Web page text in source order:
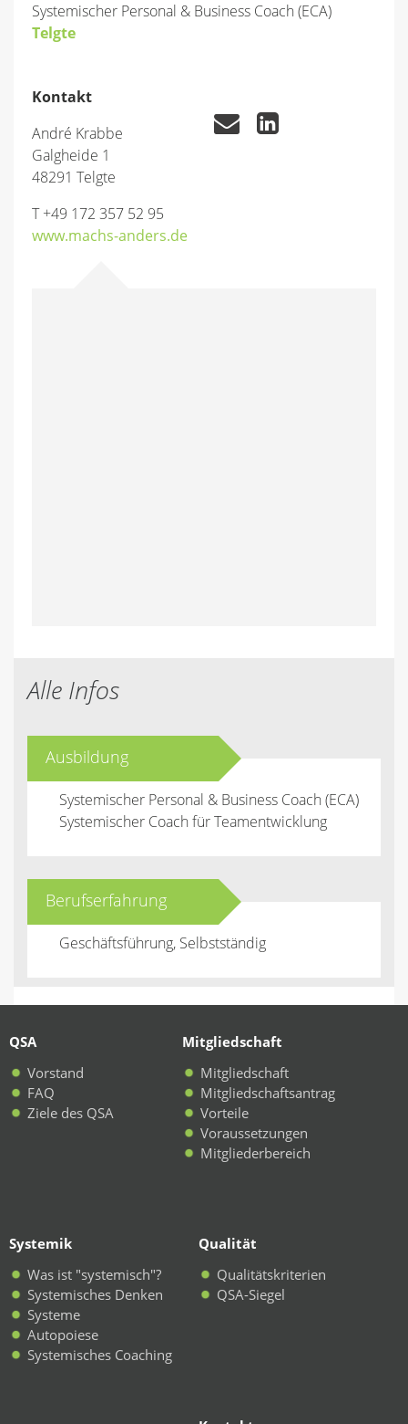
Systemischer Personal & Business Coach (ECA)
Telgte
Kontakt
André Krabbe
Galgheide 1
48291 Telgte
T +49 172 357 52 95
www.machs-anders.de
Alle Infos
Ausbildung
Systemischer Personal & Business Coach (ECA)
Systemischer Coach für Teamentwicklung
Berufserfahrung
Geschäftsführung, Selbstständig
QSA
Vorstand
FAQ
Ziele des QSA
Mitgliedschaft
Mitgliedschaft
Mitgliedschaftsantrag
Vorteile
Voraussetzungen
Mitgliederbereich
Systemik
Was ist "systemisch"?
Systemisches Denken
Systeme
Autopoiese
Systemisches Coaching
Qualität
Qualitätskriterien
QSA-Siegel